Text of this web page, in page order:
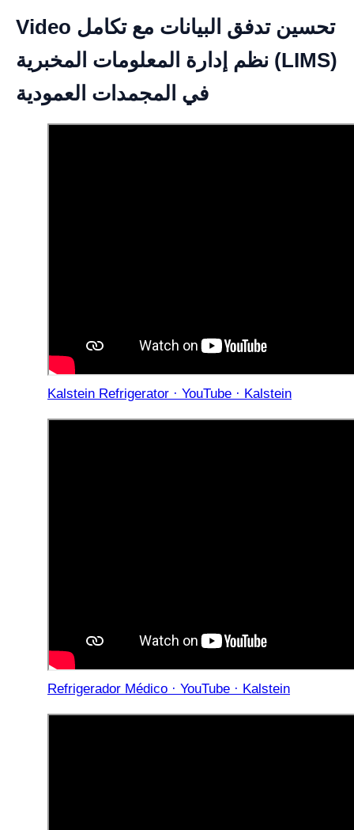
Video تحسين تدفق البيانات مع تكامل
نظم إدارة المعلومات المخبرية (LIMS)
في المجمدات العمودية
Kalstein Refrigerator · YouTube · Kalstein
Refrigerador Médico · YouTube · Kalstein